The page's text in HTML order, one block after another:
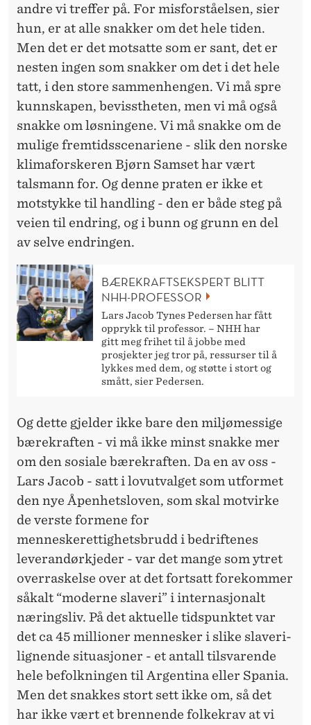
andre vi treffer på. For misforståelsen, sier
hun, er at alle snakker om det hele tiden.
Men det er det motsatte som er sant, det er
nesten ingen som snakker om det i det hele
tatt, i den store sammenhengen. Vi må spre
kunnskapen, bevisstheten, men vi må også
snakke om løsningene. Vi må snakke om de
mulige fremtidsscenariene - slik den norske
klimaforskeren Bjørn Samset har vært
talsmann for. Og denne praten er ikke et
motstykke til handling - den er både steg på
veien til endring, og i bunn og grunn en del
av selve endringen.
BÆREKRAFTSEKSPERT BLITT
NHH-PROFESSOR
Lars Jacob Tynes Pedersen har fått
opprykk til professor. – NHH har
gitt meg frihet til å jobbe med
prosjekter jeg tror på, ressurser til å
lykkes med dem, og støtte i stort og
smått, sier Pedersen.
Og dette gjelder ikke bare den miljømessige
bærekraften - vi må ikke minst snakke mer
om den sosiale bærekraften. Da en av oss -
Lars Jacob - satt i lovutvalget som utformet
den nye Åpenhetsloven, som skal motvirke
de verste formene for
menneskerettighetsbrudd i bedriftenes
leverandørkjeder - var det mange som ytret
overraskelse over at det fortsatt forekommer
såkalt “moderne slaveri” i internasjonalt
næringsliv. På det aktuelle tidspunktet var
det ca 45 millioner mennesker i slike slaveri-
lignende situasjoner - et antall tilsvarende
hele befolkningen til Argentina eller Spania.
Men det snakkes stort sett ikke om, så det
har ikke vært et brennende folkekrav at vi